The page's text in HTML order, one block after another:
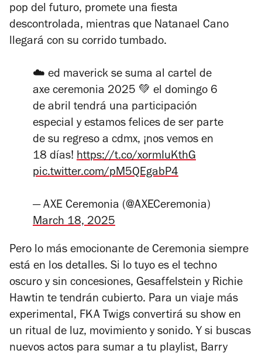
pop del futuro, promete una fiesta
descontrolada, mientras que Natanael Cano
llegará con su corrido tumbado.
☁️ ed maverick se suma al cartel de
axe ceremonia 2025 💚 el domingo 6
de abril tendrá una participación
especial y estamos felices de ser parte
de su regreso a cdmx, ¡nos vemos en
18 días! https://t.co/xormIuKthG
pic.twitter.com/pM5QEgabP4
— AXE Ceremonia (@AXECeremonia)
March 18, 2025
Pero lo más emocionante de Ceremonia siempre
está en los detalles. Si lo tuyo es el techno
oscuro y sin concesiones, Gesaffelstein y Richie
Hawtin te tendrán cubierto. Para un viaje más
experimental, FKA Twigs convertirá su show en
un ritual de luz, movimiento y sonido. Y si buscas
nuevos actos para sumar a tu playlist, Barry